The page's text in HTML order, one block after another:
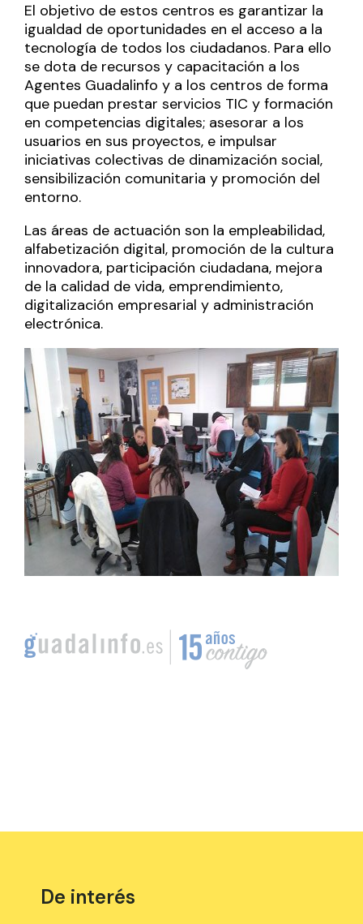
El objetivo de estos centros es garantizar la
igualdad de oportunidades en el acceso a la
tecnología de todos los ciudadanos. Para ello
se dota de recursos y capacitación a los
Agentes Guadalinfo y a los centros de forma
que puedan prestar servicios TIC y formación
en competencias digitales; asesorar a los
usuarios en sus proyectos, e impulsar
iniciativas colectivas de dinamización social,
sensibilización comunitaria y promoción del
entorno.
Las áreas de actuación son la empleabilidad,
alfabetización digital, promoción de la cultura
innovadora, participación ciudadana, mejora
de la calidad de vida, emprendimiento,
digitalización empresarial y administración
electrónica.
De interés